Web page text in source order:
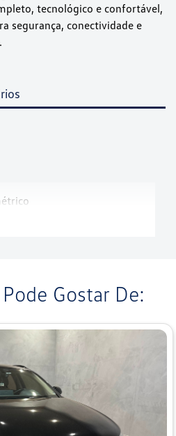
tecnológico e confortável,
segurança, conectividade e
Gostar De: